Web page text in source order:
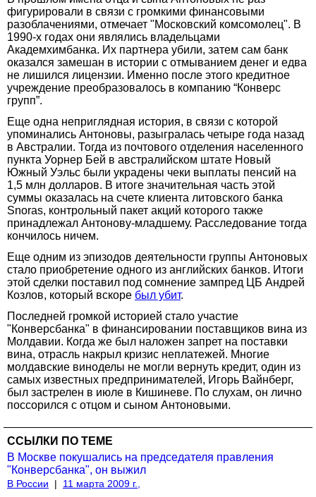
фигурировали в связи с громкими финансовыми
разоблачениями, отмечает "Московский комсомолец". В
1990-х годах они являлись владельцами
Академхимбанка. Их партнера убили, затем сам банк
оказался замешан в истории с отмыванием денег и едва
не лишился лицензии. Именно после этого кредитное
учреждение преобразовалось в компанию “Конверс
групп”.
Еще одна неприглядная история, в связи с которой
упоминались Антоновы, разыгралась четыре года назад
в Австралии. Тогда из почтового отделения населенного
пункта Уорнер Бей в австралийском штате Новый
Южный Уэльс были украдены чеки выплаты пенсий на
1,5 млн долларов. В итоге значительная часть этой
суммы оказалась на счете клиента литовского банка
Snoras, контрольный пакет акций которого также
принадлежал Антонову-младшему. Расследование тогда
кончилось ничем.
Еще одним из эпизодов деятельности группы Антоновых
стало приобретение одного из английских банков. Итоги
этой сделки поставил под сомнение зампред ЦБ Андрей
Козлов, который вскоре был убит.
Последней громкой историей стало участие
"Конверсбанка" в финансировании поставщиков вина из
Молдавии. Когда же был наложен запрет на поставки
вина, отрасль накрыл кризис неплатежей. Многие
молдавские виноделы не могли вернуть кредит, один из
самых известных предпринимателей, Игорь Вайнберг,
был застрелен в июле в Кишиневе. По слухам, он лично
поссорился с отцом и сыном Антоновыми.
ССЫЛКИ ПО ТЕМЕ
В Москве покушались на председателя правления
"Конверсбанка", он выжил
В России |
11 марта 2009 г.,